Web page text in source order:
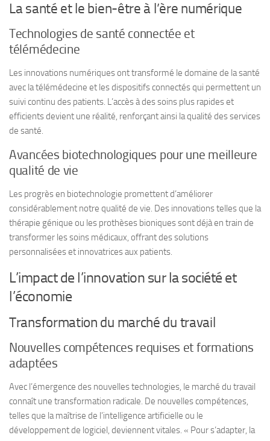
La santé et le bien-être à l’ère numérique
Technologies de santé connectée et
télémédecine
Les innovations numériques ont transformé le domaine de la santé
avec la télémédecine et les dispositifs connectés qui permettent un
suivi continu des patients. L’accès à des soins plus rapides et
efficients devient une réalité, renforçant ainsi la qualité des services
de santé.
Avancées biotechnologiques pour une meilleure
qualité de vie
Les progrès en biotechnologie promettent d’améliorer
considérablement notre qualité de vie. Des innovations telles que la
thérapie génique ou les prothèses bioniques sont déjà en train de
transformer les soins médicaux, offrant des solutions
personnalisées et innovatrices aux patients.
L’impact de l’innovation sur la société et
l’économie
Transformation du marché du travail
Nouvelles compétences requises et formations
adaptées
Avec l’émergence des nouvelles technologies, le marché du travail
connaît une transformation radicale. De nouvelles compétences,
telles que la maîtrise de l’intelligence artificielle ou le
développement de logiciel, deviennent vitales. « Pour s’adapter, la